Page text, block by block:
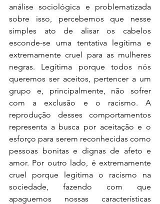
análise sociológica e problematizada
sobre isso, percebemos que nesse
simples ato de alisar os cabelos
esconde-se uma tentativa legítima e
extremamente cruel para as mulheres
negras. Legítima porque todos nós
queremos ser aceitos, pertencer a um
grupo e, principalmente, não sofrer
com a exclusão e o racismo. A
reprodução desses comportamentos
representa a busca por aceitação e o
esforço para serem reconhecidas como
pessoas bonitas e dignas de afeto e
amor. Por outro lado, é extremamente
cruel porque legitima o racismo na
sociedade, fazendo com que
apaguemos nossas características